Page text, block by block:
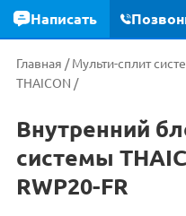
Главная /Мульти-сплит
THAICON /
Внутренний
системы
RWP20-FR
Написать